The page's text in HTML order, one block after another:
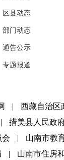
区县动态
部门动态
通告公示
专题报道
| 西藏自治区
| 措美县人民政
会
| 山南市教
| 山南市住房